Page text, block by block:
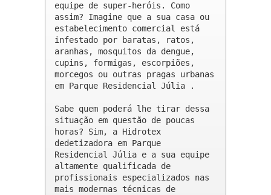
equipe de super-heróis. Como
assim? Imagine que a sua casa ou
estabelecimento comercial está
infestado por baratas, ratos,
aranhas, mosquitos da dengue,
cupins, formigas, escorpiões,
morcegos ou outras pragas urbanas
em Parque Residencial Júlia .
Sabe quem poderá lhe tirar dessa
situação em questão de poucas
horas? Sim, a Hidrotex
dedetizadora em Parque
Residencial Júlia e a sua equipe
altamente qualificada de
profissionais especializados nas
mais modernas técnicas de